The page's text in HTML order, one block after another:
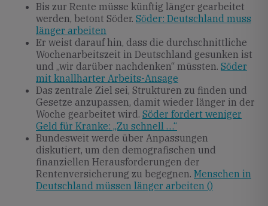
Bis zur Rente müsse künftig länger gearbeitet
werden, betont Söder. Söder: Deutschland muss
länger arbeiten
Er weist darauf hin, dass die durchschnittliche
Wochenarbeitszeit in Deutschland gesunken ist
und „wir darüber nachdenken“ müssten. Söder
mit knallharter Arbeits-Ansage
Das zentrale Ziel sei, Strukturen zu finden und
Gesetze anzupassen, damit wieder länger in der
Woche gearbeitet wird. Söder fordert weniger
Geld für Kranke: „Zu schnell …“
Bundesweit werde über Anpassungen
diskutiert, um den demografischen und
finanziellen Herausforderungen der
Rentenversicherung zu begegnen. Menschen in
Deutschland müssen länger arbeiten ()